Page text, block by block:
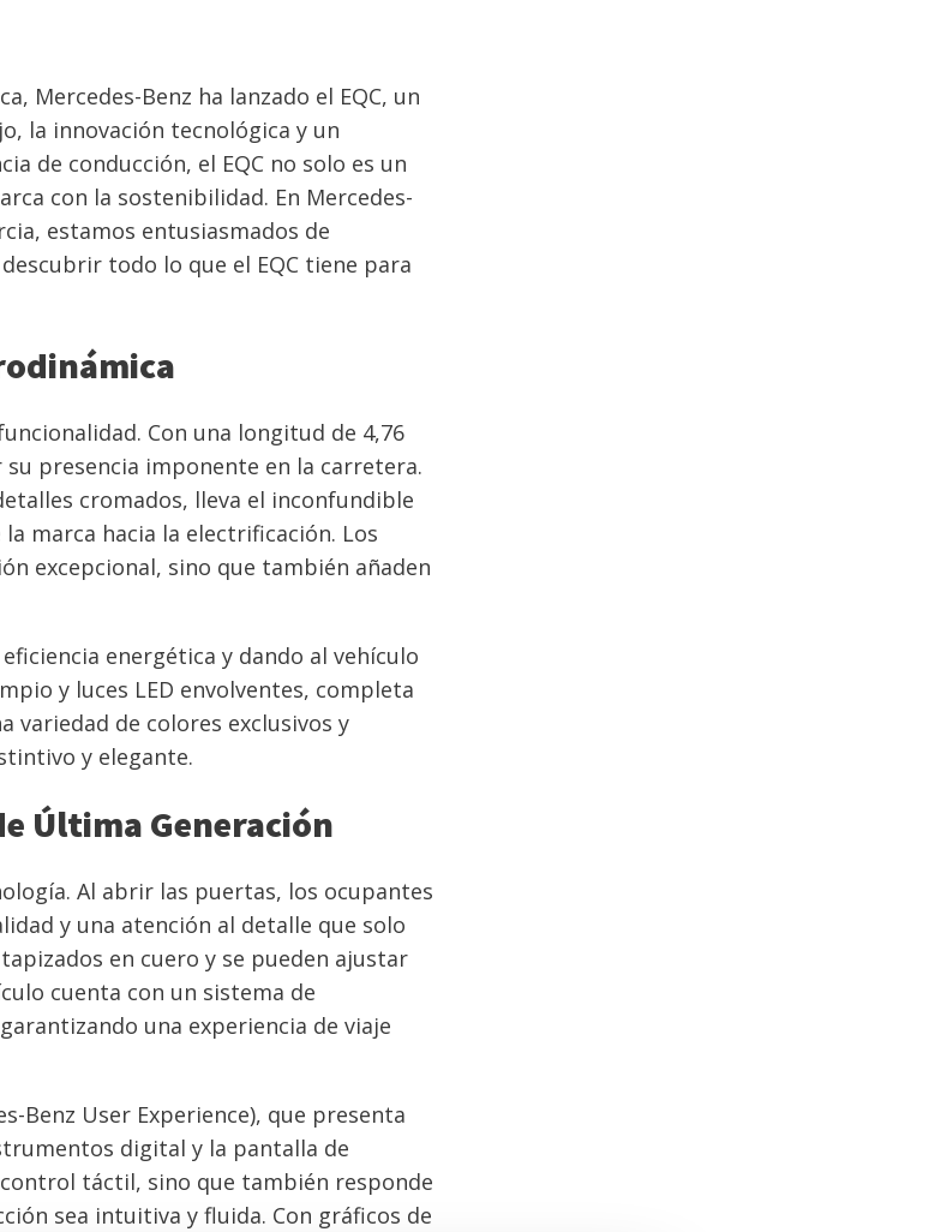
Mercedes-Benz ha lanzado el EQC, un
la innovación tecnológica y un
de conducción, el EQC no solo es un
con la sostenibilidad. En Mercedes-
estamos entusiasmados de
todo lo que el EQC tiene para
Con una longitud de 4,76
presencia imponente en la carretera.
cromados, lleva el inconfundible
marca hacia la electrificación. Los
excepcional, sino que también añaden
energética y dando al vehículo
y luces LED envolventes, completa
variedad de colores exclusivos y
y elegante.
Última Generación
Al abrir las puertas, los ocupantes
y una atención al detalle que solo
en cuero y se pueden ajustar
cuenta con un sistema de
una experiencia de viaje
Benz User Experience), que presenta
digital y la pantalla de
táctil, sino que también responde
sea intuitiva y fluida. Con gráficos de